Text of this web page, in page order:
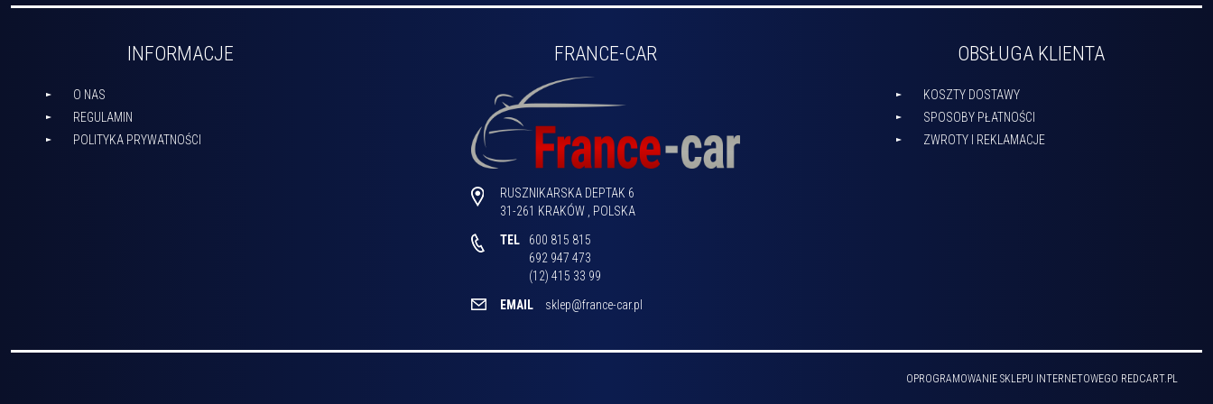
INFORMACJE
O NAS
REGULAMIN
POLITYKA PRYWATNOŚCI
FRANCE-CAR
RUSZNIKARSKA DEPTAK 6
31-261 KRAKÓW , POLSKA
TEL
600 815 815
692 947 473
(12) 415 33 99
EMAIL
sklep@france-car.pl
OBSŁUGA KLIENTA
KOSZTY DOSTAWY
SPOSOBY PŁATNOŚCI
ZWROTY I REKLAMACJE
OPROGRAMOWANIE SKLEPU INTERNETOWEGO REDCART.PL